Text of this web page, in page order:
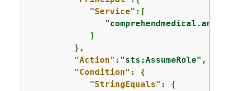
"Service" :[
            ]
         },
"Action" : "sts:AssumeRole" ,
"Condition" : {
"StringEquals" : {